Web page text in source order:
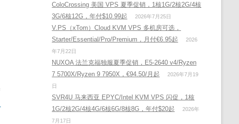
ColoCrossing 美国 VPS 夏季促销，1核1G/2核2G/4核
3G/6核12G，年付$10.99起
2026年7月25日
V.PS（xTom）Cloud KVM VPS 多机房可选，
Starter/Essential/Pro/Premium，月付€6.95起
2026
年7月22日
NUXOA 法兰克福独服夏季促销，E5-2640 v4/Ryzen
7 5700X/Ryzen 9 7950X，€94.50/月起
2026年7月19
日
SVR4U 马来西亚 EPYC/Intel KVM VPS 闪促，1核
1G/2核2G/4核4G/6核6G/8核8G，年付$20起
2026年
7月17日